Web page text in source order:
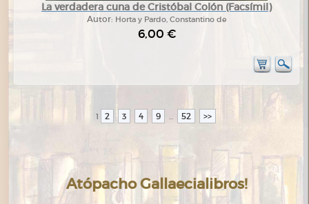
La verdadera cuna de Cristóbal Colón (Facsímil)
Autor: Horta y Pardo, Constantino de
6,00 €
1 2 3 4 9 ... 52 >>
Atópacho Gallaecialibros!